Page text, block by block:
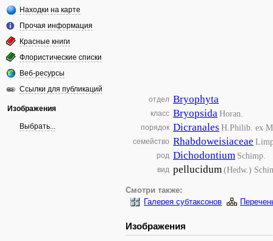
Находки на карте
Прочая информация
Красные книги
Флористические списки
Веб-ресурсы
Ссылки для публикаций
Изображения
Выбрать...
отдел Bryophyta
класс BryopsidaHoran.
порядок Dicranales H.Philib. ex
семейство Rhabdoweisiaceae
род Dichodontium Schimp.
вид pellucidum(Hedw.)
Смотри также:
Галерея субтаксонов
Изображения